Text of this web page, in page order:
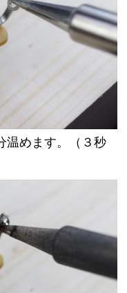
温めます。（３秒